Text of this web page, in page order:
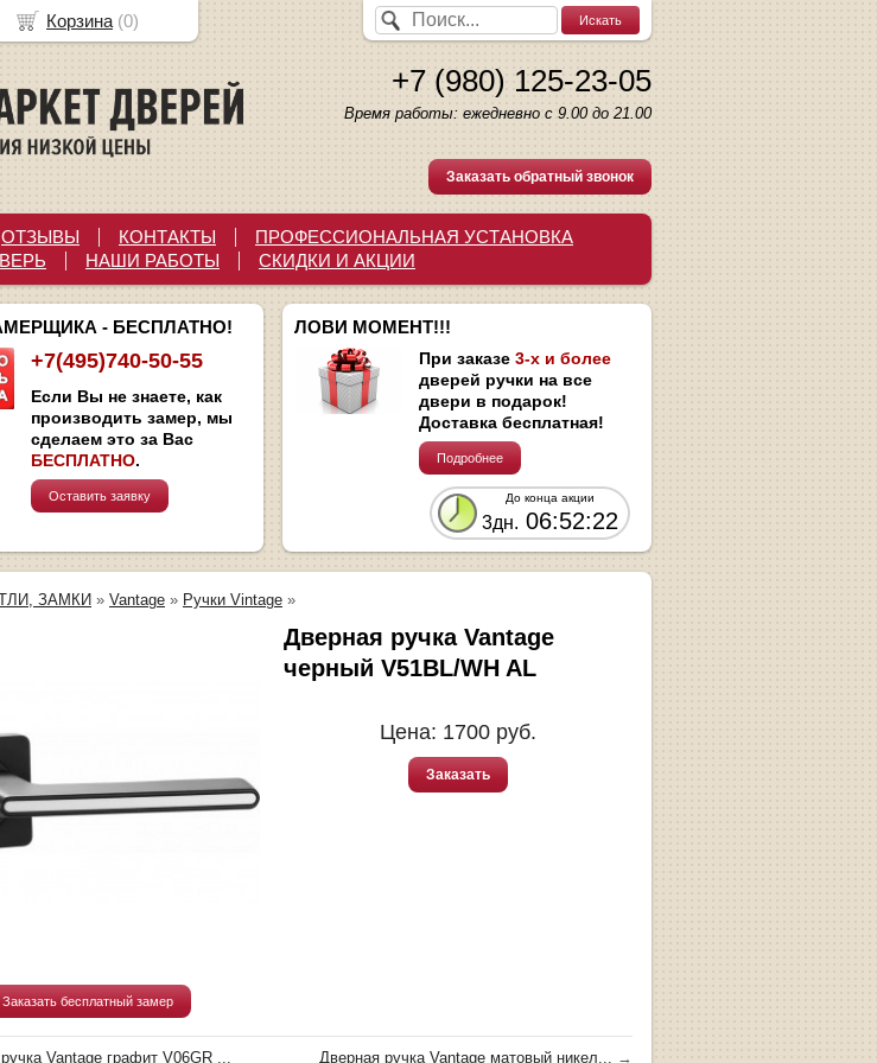
+7 (980) 125-23-05
Время работы: ежедневно с 9.00 до 21.00
Заказать обратный звонок
ОТЗЫВЫ КОНТАКТЫ
ПРОФЕССИОНАЛЬНАЯ УСТАНОВКА
НАШИ РАБОТЫ СКИДКИ И АКЦИИ
- БЕСПЛАТНО!
+7(495)740-50-55
Если Вы не знаете, как
производить замер, мы
сделаем это за Вас
БЕСПЛАТНО.
Оставить заявку
ЛОВИ МОМЕНТ!!!
При заказе 3-х и более
дверей ручки на все
двери в подарок!
Доставка бесплатная!
Подробнее
До конца акции
3дн. 06:52:21
ЗАМКИ » Vantage » Ручки Vintage »
Заказать бесплатный замер
Дверная ручка Vantage
черный V51BL/WH AL
Цена: 1700 руб.
Заказать
Vantage графит V06GR ... Дверная ручка Vantage матовый никел... →
Корзина (0)